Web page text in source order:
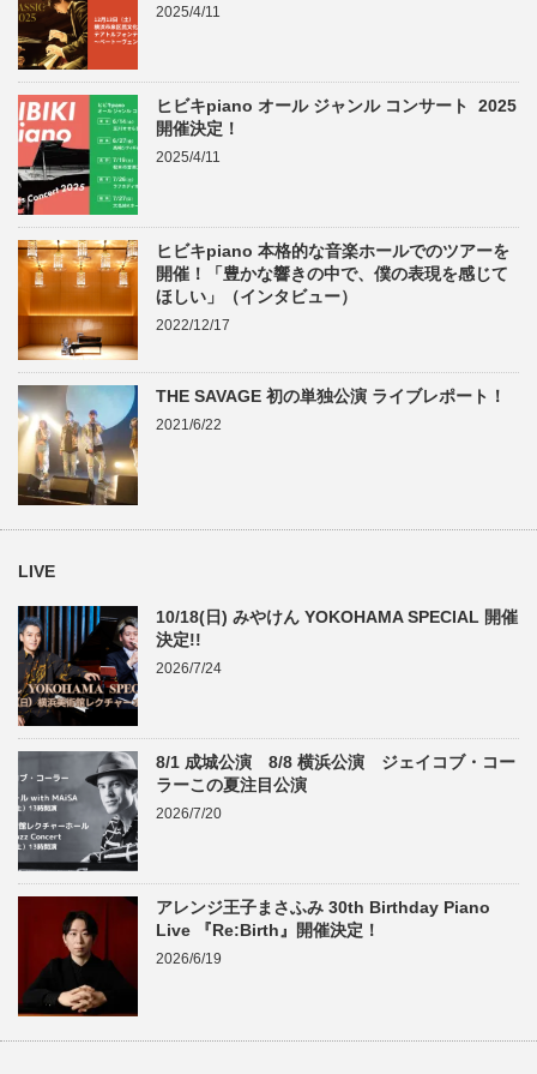
2025/4/11
ヒビキpiano オール ジャンル コンサート 2025
開催決定！
2025/4/11
ヒビキpiano 本格的な音楽ホールでのツアーを
開催！「豊かな響きの中で、僕の表現を感じて
ほしい」（インタビュー）
2022/12/17
THE SAVAGE 初の単独公演 ライブレポート！
2021/6/22
LIVE
10/18(日) みやけん YOKOHAMA SPECIAL 開催
決定!!
2026/7/24
8/1 成城公演 8/8 横浜公演 ジェイコブ・コー
ラーこの夏注目公演
2026/7/20
アレンジ王子まさふみ 30th Birthday Piano
Live 『Re:Birth』開催決定！
2026/6/19